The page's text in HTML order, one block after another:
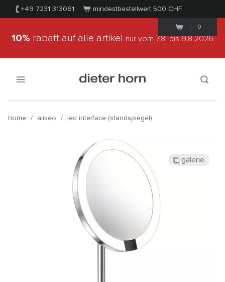
+49 7231 313061 mindestbestellwert 500 CHF
0
10% rabatt auf alle artikel nur vom 7.8.bis 9.8.2026
home / aliseo / led interface (standspiegel)
galerie